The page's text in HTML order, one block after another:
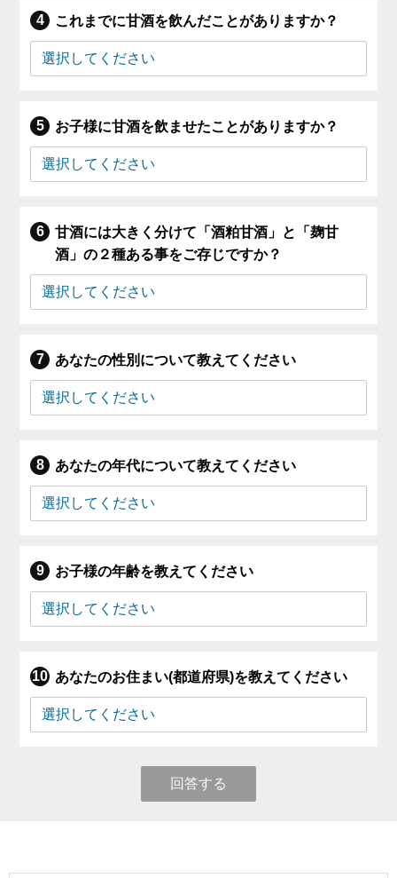
これまでに甘酒を飲んだことがありますか？
お子様に甘酒を飲ませたことがありますか？
甘酒には大きく分けて「酒粕甘酒」と「麹甘
酒」の２種ある事をご存じですか？
あなたの性別について教えてください
あなたの年代について教えてください
お子様の年齢を教えてください
あなたのお住まい(都道府県)を教えてください
回答する